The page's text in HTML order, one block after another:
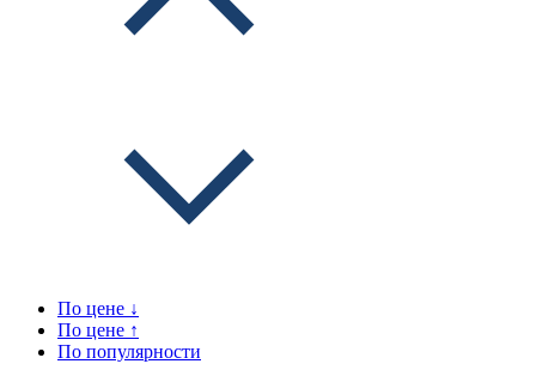
По цене ↓
По цене ↑
По популярности